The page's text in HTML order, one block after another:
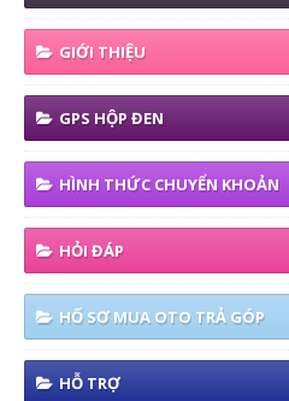
GIỚI THIỆU
GPS HỘP ĐEN
HÌNH THỨC CHUYỂN KHOẢN
HỎI ĐÁP
HỐ SƠ MUA OTO TRẢ GÓP
HỖ TRỢ